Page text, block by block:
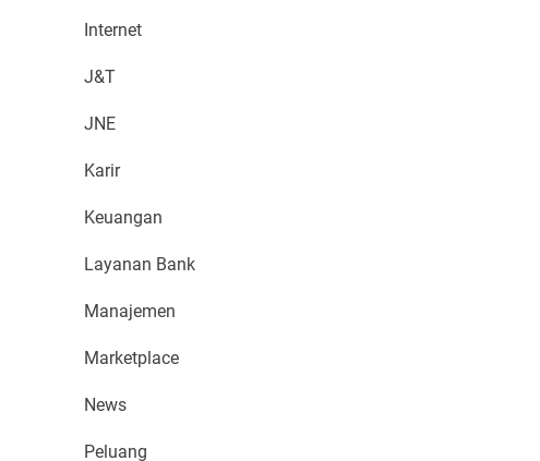
Internet
J&T
JNE
Karir
Keuangan
Layanan Bank
Manajemen
Marketplace
News
Peluang